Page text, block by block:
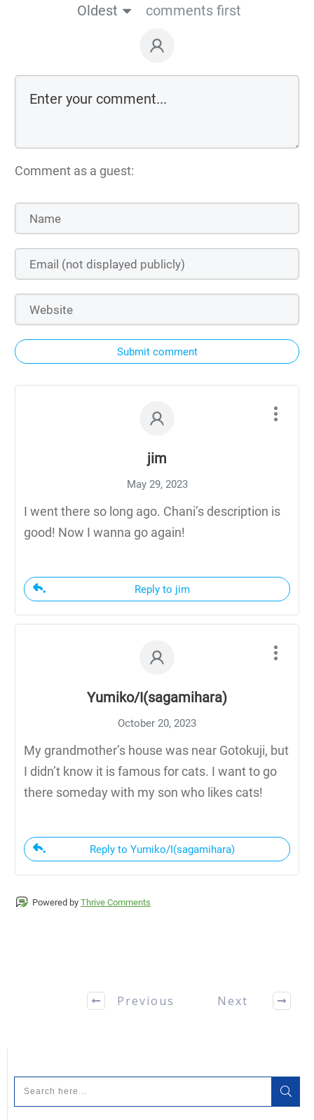
Oldest
comments first
Comment as a guest:
Submit comment
jim
May 29, 2023
I went there so long ago. Chani’s description is
good! Now I wanna go again!
Reply to jim
Yumiko/I(sagamihara)
October 20, 2023
My grandmother’s house was near Gotokuji, but
I didn’t know it is famous for cats. I want to go
there someday with my son who likes cats!
Reply to Yumiko/I(sagamihara)
Powered by Thrive Comments
Previous Next